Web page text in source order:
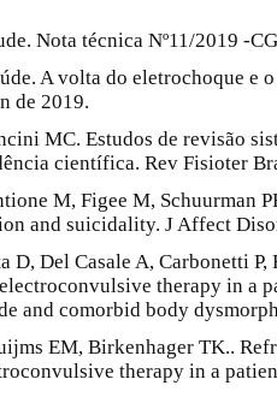
Nota técnica Nº11/2019 -
A volta do eletrochoque e
de 2019.
MC. Estudos de revisão
científica. Rev Fisioter
M, Figee M, Schuurman
and suicidality. J Affect
D, Del Casale A, Carbonetti P,
therapy in a
and comorbid body
EM, Birkenhager TK..
therapy in a